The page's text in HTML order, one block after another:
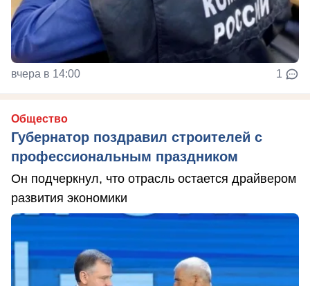
вчера в 14:00 1
Общество
Губернатор поздравил строителей с
профессиональным праздником
Он подчеркнул, что отрасль остается драйвером
развития экономики